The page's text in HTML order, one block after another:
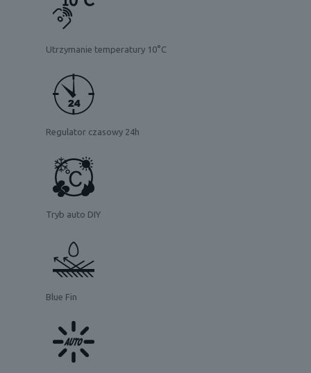
Utrzymanie temperatury 10°C
Regulator czasowy 24h
Tryb auto DIY
Blue Fin